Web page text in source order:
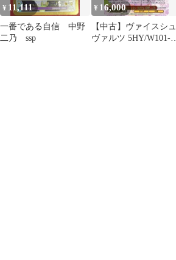
¥ 11,111
一番である自信 中野
二乃 ssp
¥ 16,000
【中古】ヴァイスシュ
ヴァルツ 5HY/W101-